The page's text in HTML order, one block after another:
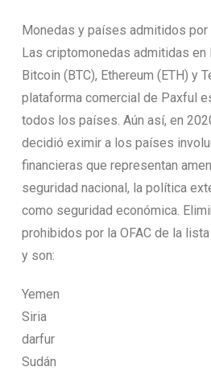
Monedas y países admitidos por
Las criptomonedas admitidas en
Bitcoin (BTC), Ethereum (ETH) y
plataforma comercial de Paxful
todos los países. Aún así, en
decidió eximir a los países
financieras que representan
seguridad nacional, la política
como seguridad económica.
prohibidos por la OFAC de la
y son:
Yemen
Siria
darfur
Sudán